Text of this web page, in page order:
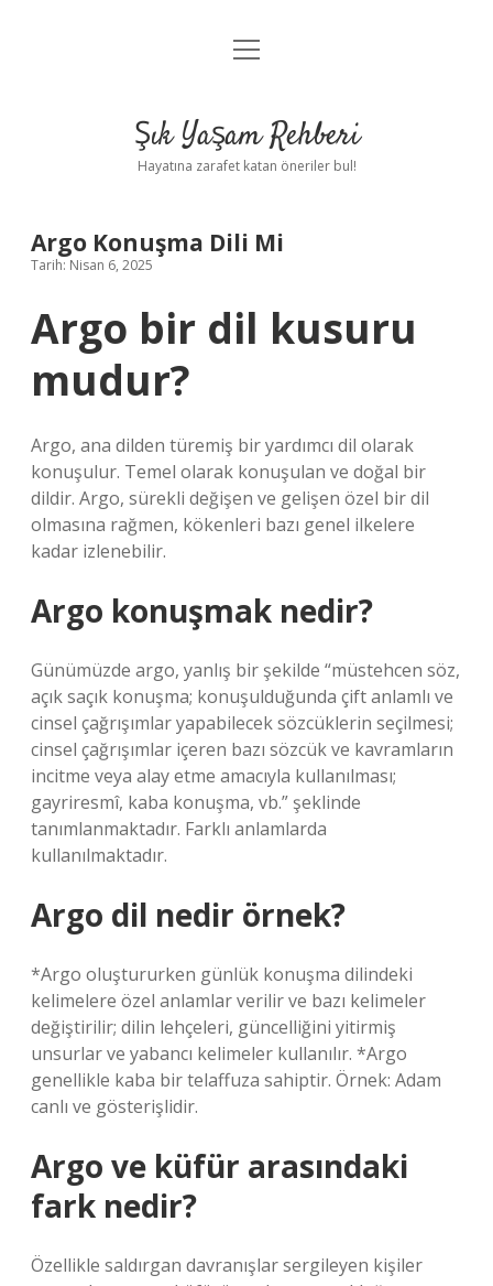
Anasayfa
Yasal Uyarı
menüyü
Şık Yaşam Rehberi
Hayatına zarafet katan öneriler bul!
Argo Konuşma Dili Mi
Tarih: Nisan 6, 2025
Argo bir dil kusuru
mudur?
Argo, ana dilden türemiş bir yardımcı dil olarak
konuşulur. Temel olarak konuşulan ve doğal bir
dildir. Argo, sürekli değişen ve gelişen özel bir dil
olmasına rağmen, kökenleri bazı genel ilkelere
kadar izlenebilir.
Argo konuşmak nedir?
Günümüzde argo, yanlış bir şekilde “müstehcen söz,
açık saçık konuşma; konuşulduğunda çift anlamlı ve
cinsel çağrışımlar yapabilecek sözcüklerin seçilmesi;
cinsel çağrışımlar içeren bazı sözcük ve kavramların
incitme veya alay etme amacıyla kullanılması;
gayriresmî, kaba konuşma, vb.” şeklinde
tanımlanmaktadır. Farklı anlamlarda
kullanılmaktadır.
Argo dil nedir örnek?
*Argo oluştururken günlük konuşma dilindeki
kelimelere özel anlamlar verilir ve bazı kelimeler
değiştirilir; dilin lehçeleri, güncelliğini yitirmiş
unsurlar ve yabancı kelimeler kullanılır. *Argo
genellikle kaba bir telaffuza sahiptir. Örnek: Adam
canlı ve gösterişlidir.
Argo ve küfür arasındaki
fark nedir?
Özellikle saldırgan davranışlar sergileyen kişiler